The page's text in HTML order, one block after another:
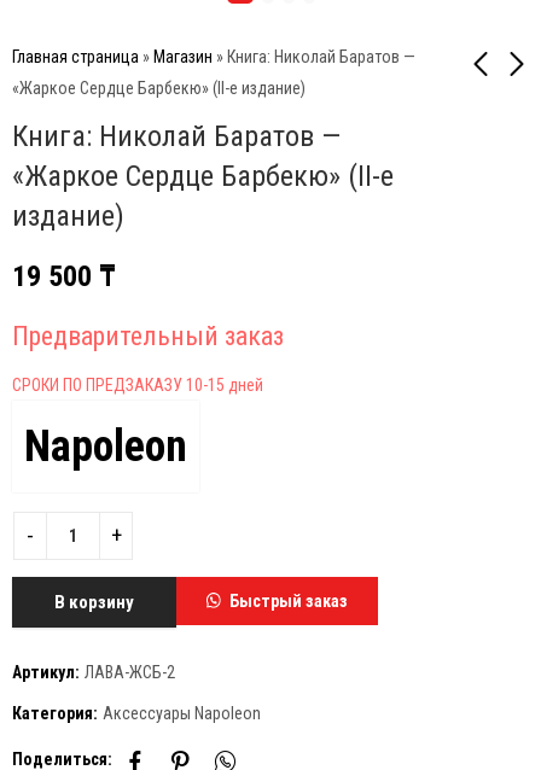
Главная страница » Магазин » Книга: Николай Баратов —
«Жаркое Сердце Барбекю» (II-е издание)
Книга: Николай Баратов —
«Жаркое Сердце Барбекю» (II-е
издание)
внутреннего
освещения грилей
газовый гриль
19 500 ₸
Предварительный заказ
СРОКИ ПО ПРЕДЗАКАЗУ 10-15 дней
Napoleon
В корзину Быстрый заказ
Артикул: ЛАВА-ЖСБ-2
Категория: Аксессуары Napoleon
Поделиться: